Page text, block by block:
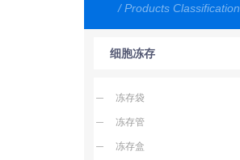
/ Products Classification
细胞冻存
冻存袋
冻存管
冻存盒